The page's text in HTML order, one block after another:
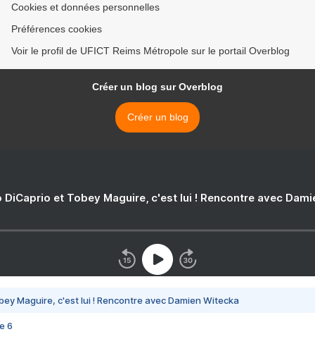
Cookies et données personnelles
Préférences cookies
Voir le profil de UFICT Reims Métropole sur le portail Overblog
Créer un blog sur Overblog
Créer un blog
DiCaprio et Tobey Maguire, c'est lui ! Rencontre avec
Maguire, c'est lui ! Rencontre avec Damien Witecka
6